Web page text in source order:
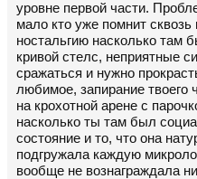
уровне первой части.
мало кто уже помнит
ностальгию насколько там
кривой стелс, неприятные
сражаться и нужно
любимое, запирание твоего
на крохотной арене с
насколько ты там был
состояние и то, что она
подгружала каждую
вообще не вознаграждала